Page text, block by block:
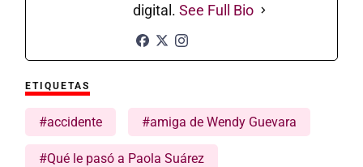
digital. See Full Bio
ETIQUETAS
#accidente #amiga de Wendy Guevara
#Qué le pasó a Paola Suárez